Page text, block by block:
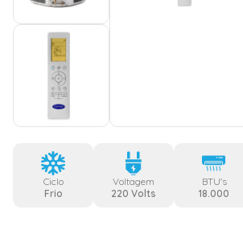
Ciclo
Frio
Voltagem
220 Volts
BTU's
18.000